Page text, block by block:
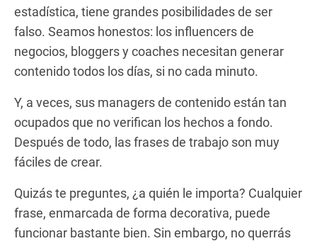
estadística, tiene grandes posibilidades de ser
falso. Seamos honestos: los influencers de
negocios, bloggers y coaches necesitan generar
contenido todos los días, si no cada minuto.
Y, a veces, sus managers de contenido están tan
ocupados que no verifican los hechos a fondo.
Después de todo, las frases de trabajo son muy
fáciles de crear.
Quizás te preguntes, ¿a quién le importa? Cualquier
frase, enmarcada de forma decorativa, puede
funcionar bastante bien. Sin embargo, no querrás